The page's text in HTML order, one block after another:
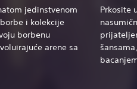
jedinstvenom
i kolekcije
borbenu
arene sa
Prkosite